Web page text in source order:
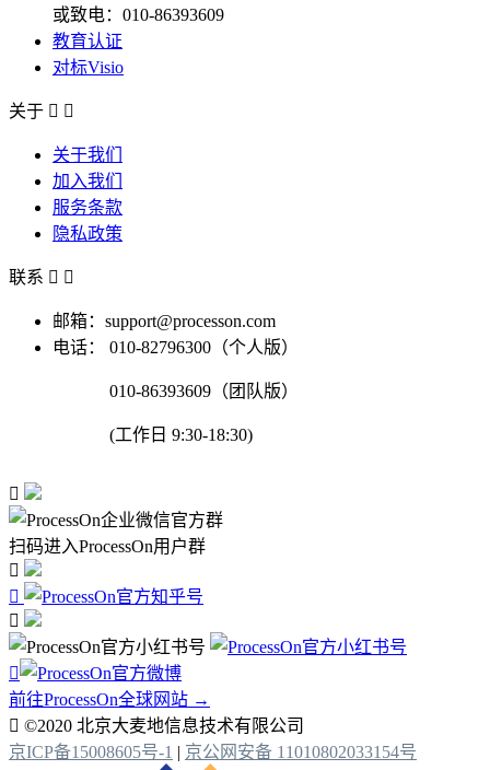
或致电：010-86393609
教育认证
对标Visio
关于  
关于我们
加入我们
服务条款
隐私政策
联系  
邮箱：support@processon.com
电话：
010-82796300（个人版）
010-86393609（团队版）
(工作日 9:30-18:30)

扫码进入ProcessOn用户群




前往ProcessOn全球网站 →
 ©2020 北京大麦地信息技术有限公司
京ICP备15008605号-1 | 京公网安备 11010802033154号